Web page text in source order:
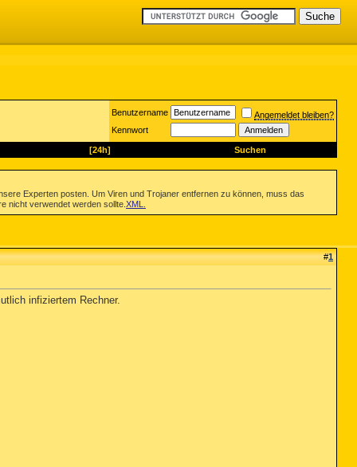
Benutzername
Angemeldet bleiben?
Kennwort
[24h] Suchen
Experten posten. Um Viren und Trojaner entfernen zu können, muss das
nicht verwendet werden sollte. XML
#1
infiziertem Rechner.